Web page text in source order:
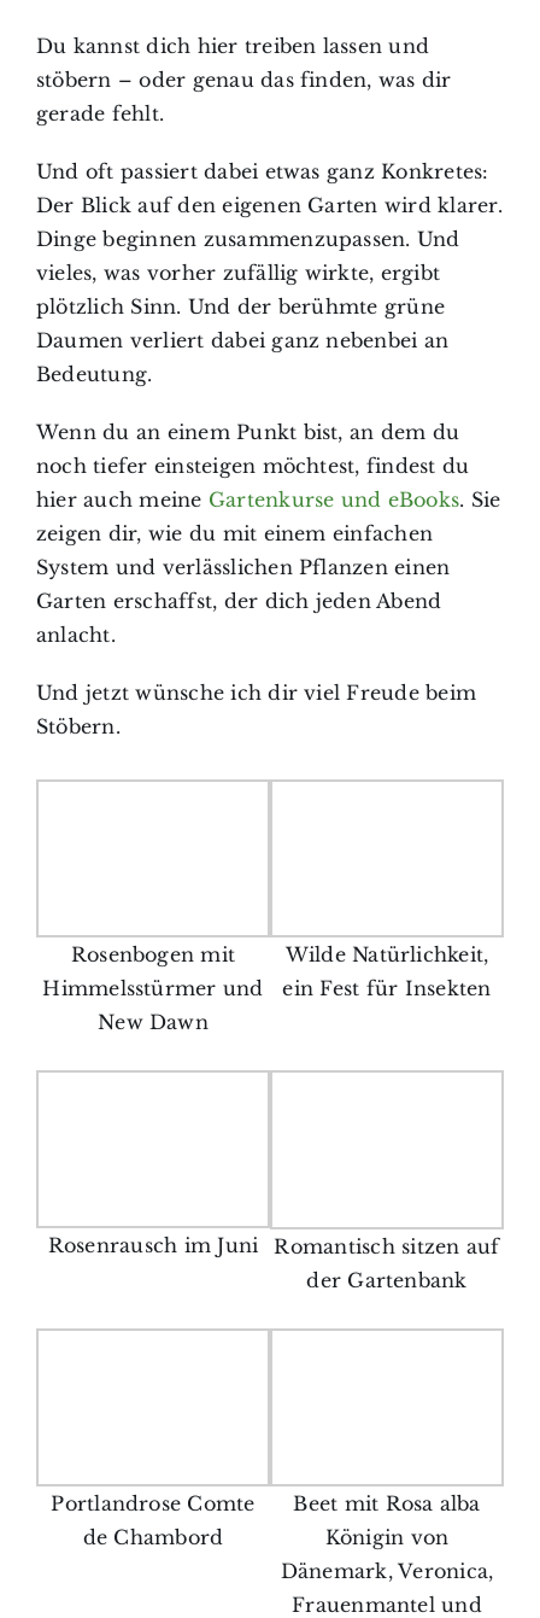
Du kannst dich hier treiben lassen und
stöbern – oder genau das finden, was dir
gerade fehlt.
Und oft passiert dabei etwas ganz Konkretes:
Der Blick auf den eigenen Garten wird klarer.
Dinge beginnen zusammenzupassen. Und
vieles, was vorher zufällig wirkte, ergibt
plötzlich Sinn. Und der berühmte grüne
Daumen verliert dabei ganz nebenbei an
Bedeutung.
Wenn du an einem Punkt bist, an dem du
noch tiefer einsteigen möchtest, findest du
hier auch meine Gartenkurse und eBooks. Sie
zeigen dir, wie du mit einem einfachen
System und verlässlichen Pflanzen einen
Garten erschaffst, der dich jeden Abend
anlacht.
Und jetzt wünsche ich dir viel Freude beim
Stöbern.
Rosenbogen mit
Himmelsstürmer und
New Dawn
Wilde Natürlichkeit,
ein Fest für Insekten
Rosenrausch im Juni
Romantisch sitzen auf
der Gartenbank
Portlandrose Comte
de Chambord
Beet mit Rosa alba
Königin von
Dänemark, Veronica,
Frauenmantel und